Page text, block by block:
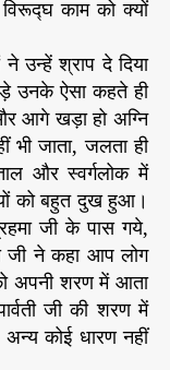
ग
जा
का
र
ह
स्य
काम को क्यों
उन्हें श्राप दे दिया
उनके ऐसा कहते ही
आगे खड़ा हो अग्नि
जाता, जलता ही
और स्वर्गलोक में
को बहुत दुख हुआ।
जी के पास गये,
जी ने कहा आप लोग
अपनी शरण में आता
जी की शरण में
अन्य कोई धारण नहीं